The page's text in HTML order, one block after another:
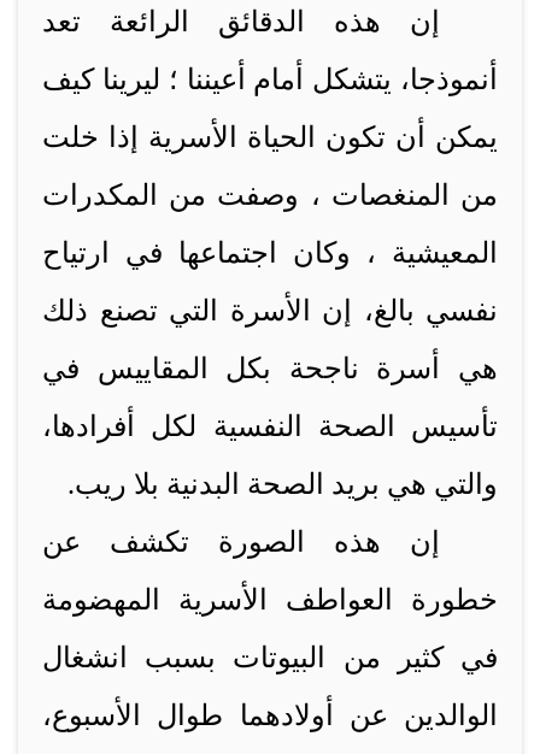
إن هذه الدقائق الرائعة تعد
أنموذجا، يتشكل أمام أعيننا ؛ ليرينا كيف
يمكن أن تكون الحياة الأسرية إذا خلت
من المنغصات ، وصفت من المكدرات
المعيشية ، وكان اجتماعها في ارتياح
نفسي بالغ، إن الأسرة التي تصنع ذلك
هي أسرة ناجحة بكل المقاييس في
تأسيس الصحة النفسية لكل أفرادها،
والتي هي بريد الصحة البدنية بلا ريب.
إن هذه الصورة تكشف عن
خطورة العواطف الأسرية المهضومة
في كثير من البيوتات بسبب انشغال
الوالدين عن أولادهما طوال الأسبوع،